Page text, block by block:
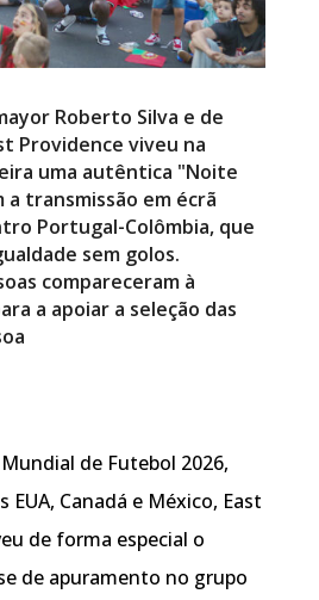
Roberto Silva e de
Providence viveu na
uma autêntica "Noite
a transmissão em écrã
Portugal-Colômbia, que
sem golos.
compareceram à
a apoiar a seleção das
de Futebol 2026,
EUA, Canadá e México, East
de forma especial o
de apuramento no grupo